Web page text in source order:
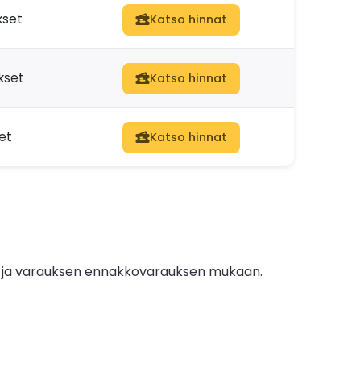
Katso hinnat
Katso hinnat
Katso hinnat
varauksen ennakkovarauksen mukaan.